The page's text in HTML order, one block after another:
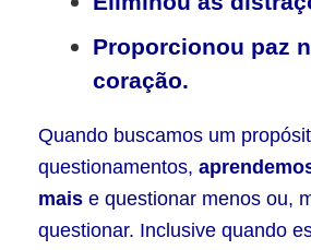
Proporcionou paz
coração.
Quando buscamos um
questionamentos,
mais e questionar menos ou,
questionar. Inclusive quando